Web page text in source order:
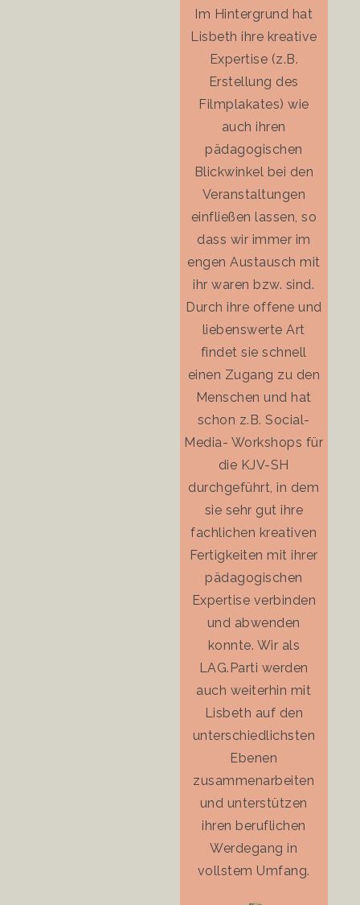
Im Hintergrund hat
Lisbeth ihre kreative
Expertise (z.B.
Erstellung des
Filmplakates) wie
auch ihren
pädagogischen
Blickwinkel bei den
Veranstaltungen
einfließen lassen, so
dass wir immer im
engen Austausch mit
ihr waren bzw. sind.
Durch ihre offene und
liebenswerte Art
findet sie schnell
einen Zugang zu den
Menschen und hat
schon z.B. Social-
Media- Workshops für
die KJV-SH
durchgeführt, in dem
sie sehr gut ihre
fachlichen kreativen
Fertigkeiten mit ihrer
pädagogischen
Expertise verbinden
und abwenden
konnte. Wir als
LAG.Parti werden
auch weiterhin mit
Lisbeth auf den
unterschiedlichsten
Ebenen
zusammenarbeiten
und unterstützen
ihren beruflichen
Werdegang in
vollstem Umfang.